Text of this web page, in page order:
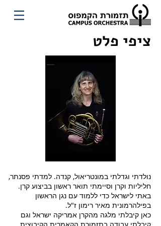
ציפי פלט
נולדתי וגדלתי במונטריאול, קנדה. למדתי פסנתר,
חליליות וקרן וסיימתי תואר ראשון בביצוע קרן.
באתי לישראל כדי ללמוד עם נגן הראשון
בפילהרמונית מאיר רימון ז"ל.
כאן קיבלתי מלגה מהקרן אמריקה ישראל וגם